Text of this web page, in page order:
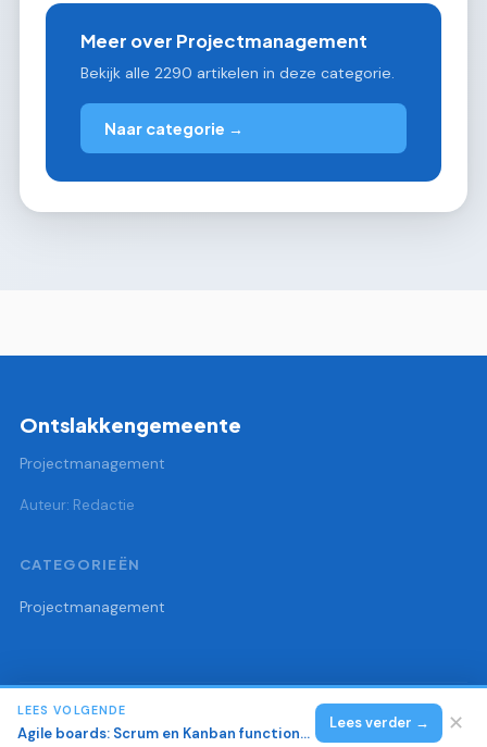
Meer over Projectmanagement
Bekijk alle 2290 artikelen in deze categorie.
Naar categorie →
Ontslakkengemeente
Projectmanagement
Auteur: Redactie
CATEGORIEËN
Projectmanagement
© 2026 Ontslakkengemeente Alle rechten voorbehouden.
LEES VOLGENDE
Agile boards: Scrum en Kanban functionaliteit in tools
Lees verder → ✕